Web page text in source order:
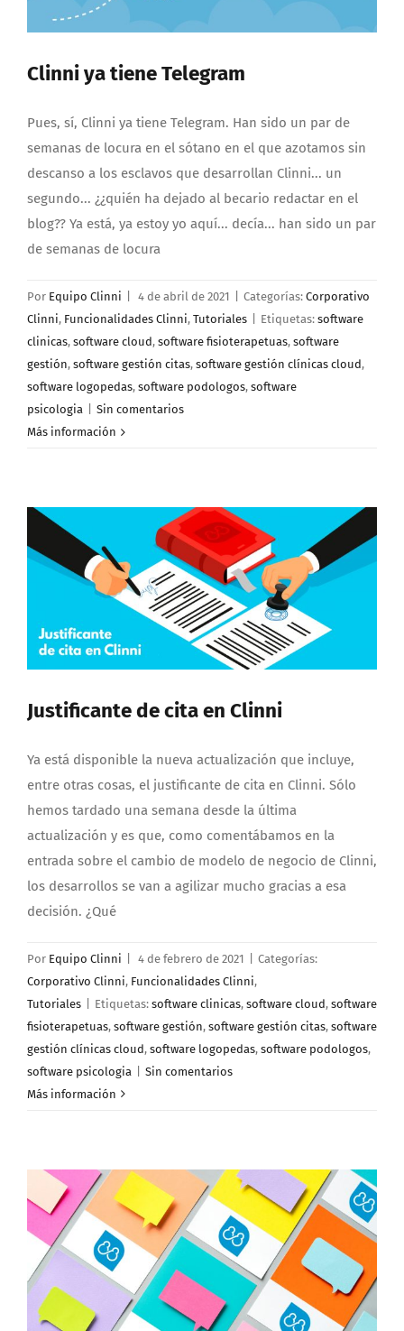
Clinni ya tiene Telegram
Pues, sí, Clinni ya tiene Telegram. Han sido un par de
semanas de locura en el sótano en el que azotamos sin
descanso a los esclavos que desarrollan Clinni... un
segundo... ¿¿quién ha dejado al becario redactar en el
blog?? Ya está, ya estoy yo aquí... decía... han sido un par
de semanas de locura
Por Equipo Clinni 4 de abril de 2021 Categorías: Corporativo
Clinni, Funcionalidades Clinni, Tutoriales Etiquetas: software
clinicas, software cloud, software fisioterapetuas, software
gestión, software gestión citas, software gestión clínicas cloud,
software logopedas, software podologos, software
psicologia
Sin comentarios
Más información
Justificante de cita en Clinni
Ya está disponible la nueva actualización que incluye,
entre otras cosas, el justificante de cita en Clinni. Sólo
hemos tardado una semana desde la última
actualización y es que, como comentábamos en la
entrada sobre el cambio de modelo de negocio de Clinni,
los desarrollos se van a agilizar mucho gracias a esa
decisión. ¿Qué
Por Equipo Clinni 4 de febrero de 2021
Categorías:
Corporativo Clinni, Funcionalidades Clinni,
Tutoriales
Etiquetas: software clinicas, software cloud, software
fisioterapetuas, software gestión, software gestión citas, software
gestión clínicas cloud, software logopedas, software podologos,
software psicologia
Sin comentarios
Más información